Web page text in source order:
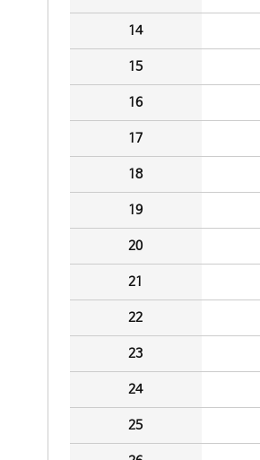
14
15
16
17
18
19
20
21
22
23
24
25